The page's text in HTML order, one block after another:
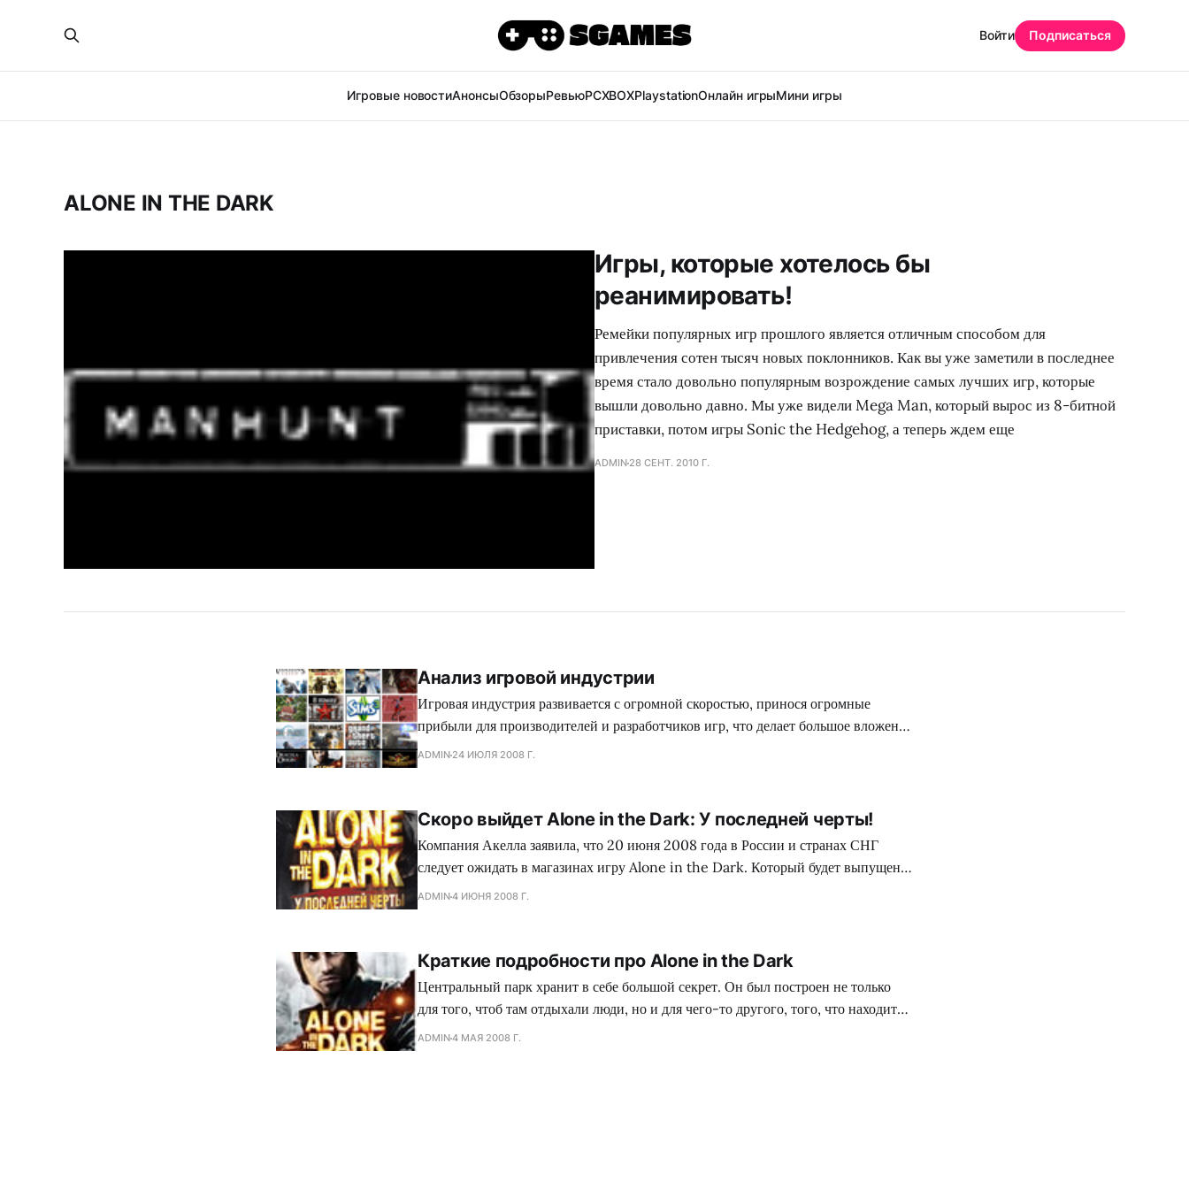
Игровые новостиАнонсыОбзорыРевьюPCXBOXPlaystationОнлайн игрыМини игры
Войти Подписаться
ALONE IN THE DARK
Игры, которые хотелось бы
реанимировать!
Ремейки популярных игр прошлого является отличным способом для
привлечения сотен тысяч новых поклонников. Как вы уже заметили в последнее
время стало довольно популярным возрождение самых лучших игр, которые
вышли довольно давно. Мы уже видели Mega Man, который вырос из 8-битной
приставки, потом игры Sonic the Hedgehog, а теперь ждем еще
ADMIN 28 СЕНТ. 2010 Г.
Анализ игровой индустрии
Игровая индустрия развивается с огромной скоростью, принося огромные
прибыли для производителей и разработчиков игр, что делает большое вложение
для развития виртуальной жизни. Каждый год мировой рынок пополняется
ADMIN 24 ИЮЛЯ 2008 Г.
Скоро выйдет Alone in the Dark: У последней черты!
Компания Акелла заявила, что 20 июня 2008 года в России и странах СНГ
следует ожидать в магазинах игру Alone in the Dark. Который будет выпущен в
трех видах: джевел, DVD-бокс и коллекционное издание. Эта игра является
ADMIN4 ИЮНЯ 2008 Г.
Краткие подробности про Alone in the Dark
Центральный парк хранит в себе большой секрет. Он был построен не только
для того, чтоб там отдыхали люди, но и для чего-то другого, того, что находится
там под ним. Парк долго хранил в себе тайну до определенного времени, но
ADMIN4 МАЯ 2008 Г.